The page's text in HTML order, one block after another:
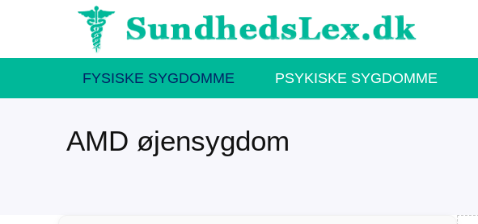
indhold
FYSISKE SYGDOMME PSYKISKE SYGDOMME
AMD øjensygdom